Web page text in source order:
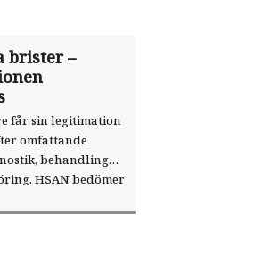
brister –
får sin legitimation
omfattande
behandling
HSAN bedömer
har